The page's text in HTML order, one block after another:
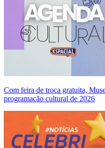
Com feira de troca gratuita,
programação cultural de 2026